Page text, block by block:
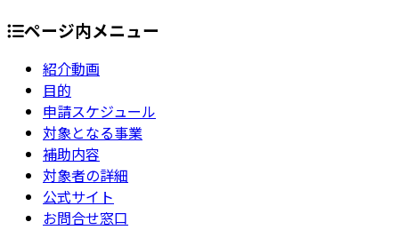
ページ内メニュー
紹介動画
目的
申請スケジュール
対象となる事業
補助内容
対象者の詳細
公式サイト
お問合せ窓口